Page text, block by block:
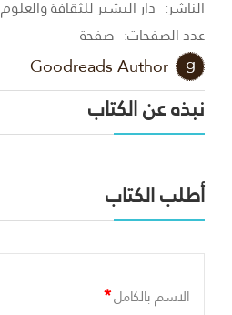
الناشر: دار البشير للثقافة والعلوم
عدد الصفحات: صفحة
Goodreads Author
نبذه عن الكتاب
أطلب الكتاب
الاسم بالكامل*